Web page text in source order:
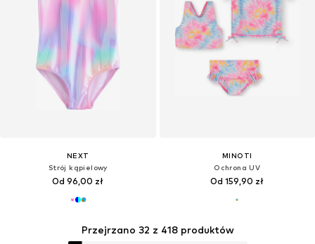
NEXT
Strój kąpielowy
Od 96,00 zł
MINOTI
Ochrona UV
Od 159,90 zł
Przejrzano 32 z 418 produktów